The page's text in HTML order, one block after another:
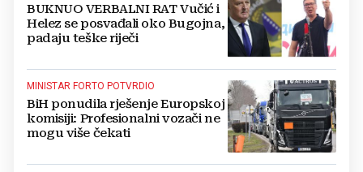
BUKNUO VERBALNI RAT Vučić i
Helez se posvađali oko Bugojna,
padaju teške riječi
MINISTAR FORTO POTVRDIO
BiH ponudila rješenje Europskoj
komisiji: Profesionalni vozači ne
mogu više čekati